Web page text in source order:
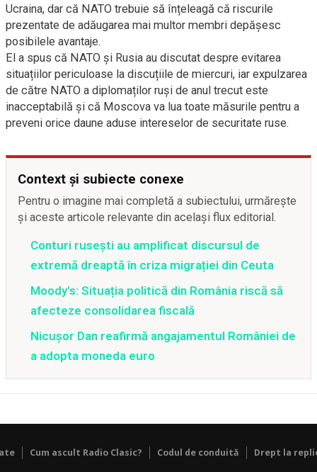
Ucraina, dar că NATO trebuie să înțeleagă că riscurile
prezentate de adăugarea mai multor membri depășesc
posibilele avantaje.
El a spus că NATO și Rusia au discutat despre evitarea
situațiilor periculoase la discuțiile de miercuri, iar expulzarea
de către NATO a diplomaților ruși de anul trecut este
inacceptabilă și că Moscova va lua toate măsurile pentru a
preveni orice daune aduse intereselor de securitate ruse.
Context și subiecte conexe
Pentru o imagine mai completă a subiectului, urmărește
și aceste articole relevante din același flux editorial.
Conturi rusești au amplificat discursul de
extremă dreaptă în criza migrației din Ceuta
Moody’s: Situația politică din România riscă să
afecteze consolidarea fiscală
Nicușor Dan reafirmă angajamentul României de
a adopta moneda euro
Cum ascult Radio Clasic? Codul de conduită Drept la